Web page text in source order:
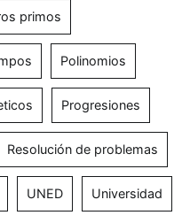
primos
Polinomios
Progresiones
Resolución de problemas
UNED Universidad